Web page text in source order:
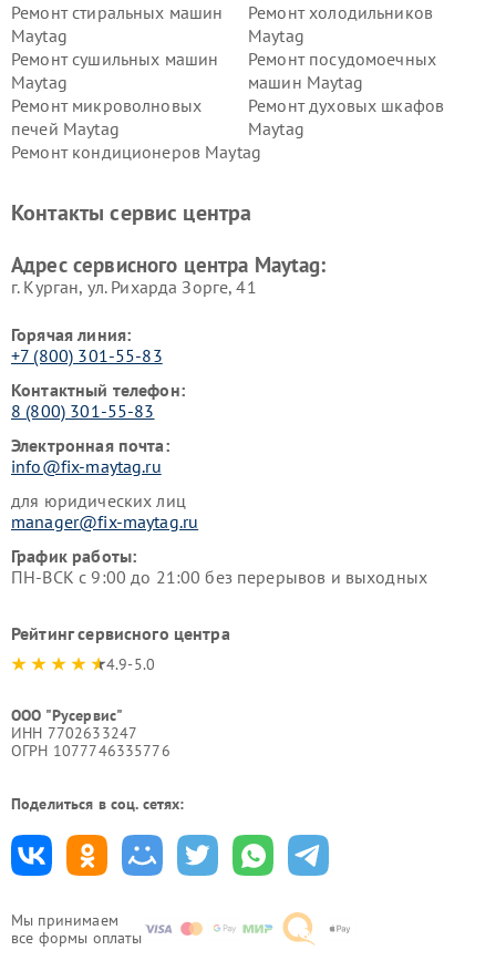
Мы принимаем
все формы оплаты
Ремонт стиральных машин
Maytag
Ремонт холодильников
Maytag
Ремонт сушильных машин
Maytag
Ремонт посудомоечных
машин Maytag
Ремонт микроволновых
печей Maytag
Ремонт духовых шкафов
Maytag
Ремонт кондиционеров Maytag
Контакты сервис центра
Адрес сервисного центра Maytag:
г. Курган, ул. Рихарда Зорге, 41
Горячая линия:
+7 (800) 301-55-83
Контактный телефон:
8 (800) 301-55-83
Электронная почта:
info@fix-maytag.ru
для юридических лиц
manager@fix-maytag.ru
График работы:
ПН-ВСК с 9:00 до 21:00 без перерывов и выходных
Рейтинг сервисного центра
4.9-5.0
ООО "Русервис"
ИНН 7702633247
ОГРН 1077746335776
Поделиться в соц. сетях: